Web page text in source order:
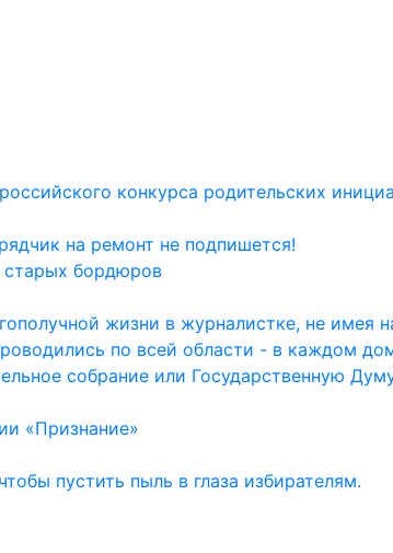
конкурса родительских
на ремонт не подпишется!
старых бордюров
жизни в журналистке, не имея
по всей области - в каждом
собрание или Государственную
«Признание»
пустить пыль в глаза избирателям.